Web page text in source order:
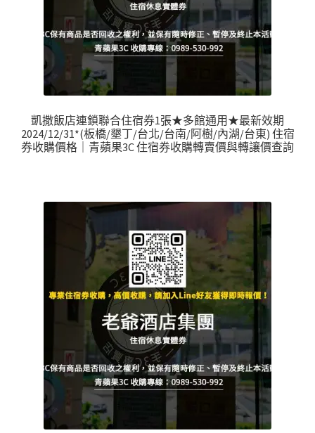
凱撒飯店連鎖聯合住宿券1張★多館通用★最新效期
2024/12/31*(板橋/墾丁/台北/台南/阿樹/內湖/台東) 住宿
券收購價格｜青蘋果3C 住宿券收購轉賣價與轉讓價查詢